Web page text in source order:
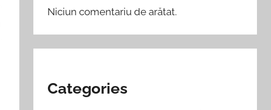
Niciun comentariu de arătat.
Categories